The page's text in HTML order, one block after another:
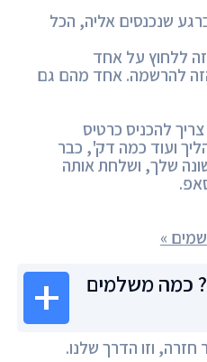
שנכנסים אליה, הכל
ללחוץ על אחד
להרשמה. אחד מהם גם
להכניס כרטיס
ועוד כמה דק', כבר
שלך, ושלחת אותה
»
כמה משלמים
חזרה, וזו הדרך שלנו.